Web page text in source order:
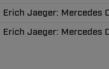
Jaeger: Mercedes
Jaeger: Mercedes